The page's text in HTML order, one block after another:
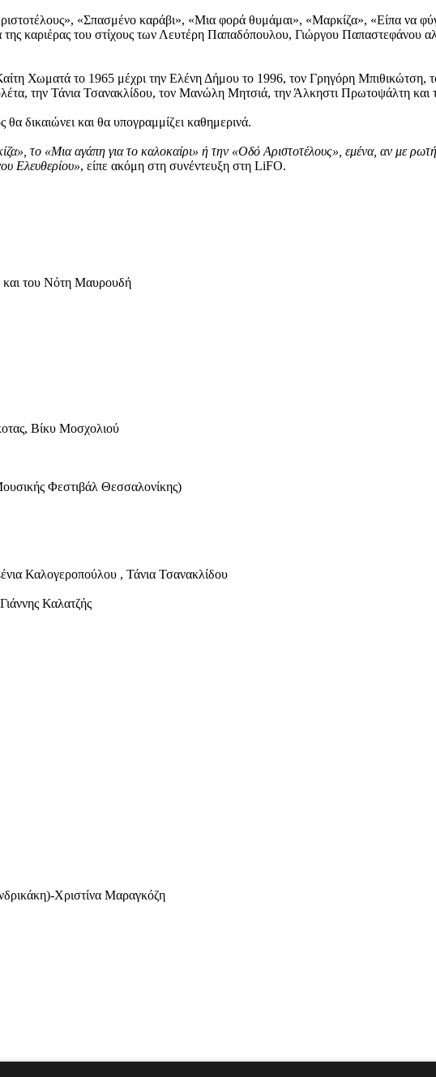
«Σπασμένο καράβι», «Μια φορά θυμάμαι», «Μαρκίζα», «Είπα να
καριέρας του στίχους των Λευτέρη Παπαδόπουλου, Γιώργου Παπαστεφάνου
Χωματά το 1965 μέχρι την Ελένη Δήμου το 1996, τον Γρηγόρη Μπιθικώτση,
την Τάνια Τσανακλίδου, τον Μανώλη Μητσιά, την Άλκηστι Πρωτοψάλτη και
δικαιώνει και θα υπογραμμίζει καθημερινά.
το «Μια αγάπη για το καλοκαίρι» ή την «Οδό Αριστοτέλους», εμένα, αν με
Ελευθερίου», είπε ακόμη στη συνέντευξη στη LiFO.
και του Νότη Μαυρουδή
Βίκυ Μοσχολιού
Φεστιβάλ Θεσσαλονίκης)
Καλογεροπούλου , Τάνια Τσανακλίδου
Καλατζής
Χριστίνα Μαραγκόζη